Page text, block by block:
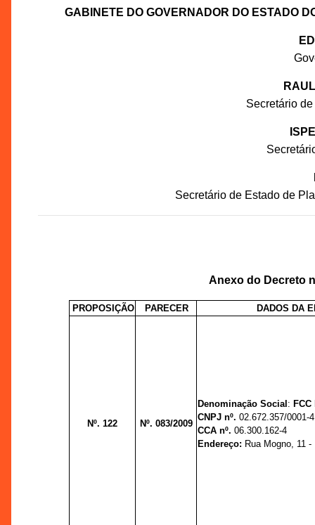
GABINETE DO GOVERNADOR DO ESTADO
Secretário
Secretário de Estado de
Anexo do Decreto
PROPOSIÇÃO PARECER DADOS DA
Nº. 122 Nº. 083/2009
Denominação Social :
CNPJ nº. 02.672.357/0001-
CCA nº. 06.300.162-4
Endereço: Rua Mogno, 11